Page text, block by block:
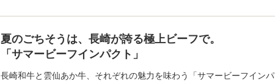
夏のごちそうは、長崎が誇る極上ビーフで。
「サマービーフインパクト」
長崎和牛と雲仙あか牛、それぞれの魅力を味わう「サマービーフインパ